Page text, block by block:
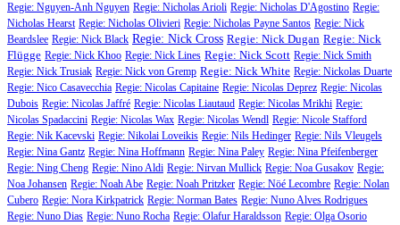
Regie: Nguyen-Anh Nguyen Regie: Nicholas Arioli Regie: Nicholas D'Agostino Regie:
Nicholas Hearst Regie: Nicholas Olivieri Regie: Nicholas Payne Santos Regie: Nick
Beardslee Regie: Nick Black Regie: Nick Cross Regie: Nick Dugan Regie: Nick
Flügge Regie: Nick Khoo Regie: Nick Lines Regie: Nick Scott Regie: Nick Smith
Regie: Nick Trusiak Regie: Nick von Gremp Regie: Nick White Regie: Nickolas Duarte
Regie: Nico Casavecchia Regie: Nicolas Capitaine Regie: Nicolas Deprez Regie: Nicolas
Dubois Regie: Nicolas Jaffré Regie: Nicolas Liautaud Regie: Nicolas Mrikhi Regie:
Nicolas Spadaccini Regie: Nicolas Wax Regie: Nicolas Wendl Regie: Nicole Stafford
Regie: Nik Kacevski Regie: Nikolai Loveikis Regie: Nils Hedinger Regie: Nils Vleugels
Regie: Nina Gantz Regie: Nina Hoffmann Regie: Nina Paley Regie: Nina Pfeifenberger
Regie: Ning Cheng Regie: Nino Aldi Regie: Nirvan Mullick Regie: Noa Gusakov Regie:
Noa Johansen Regie: Noah Abe Regie: Noah Pritzker Regie: Nöé Lecombre Regie: Nolan
Cubero Regie: Nora Kirkpatrick Regie: Norman Bates Regie: Nuno Alves Rodrigues
Regie: Nuno Dias Regie: Nuno Rocha Regie: Olafur Haraldsson Regie: Olga Osorio